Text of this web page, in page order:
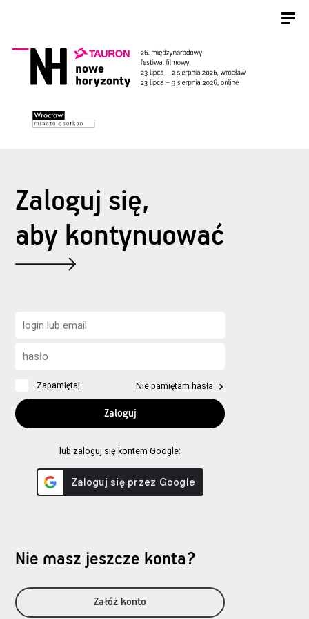
Zaloguj się,
aby kontynuować
Zapamiętaj Nie pamiętam hasła
lub zaloguj się kontem Google:
Nie masz jeszcze konta?
Załóż konto